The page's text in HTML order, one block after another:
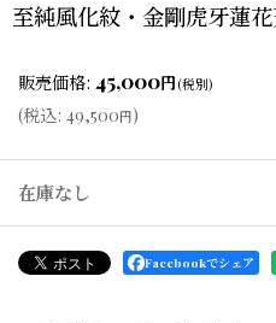
至純風化紋・金剛虎牙蓮
販売価格: 45,000円(税別)
(税込: 49,500円)
在庫なし
Facebookでシェア